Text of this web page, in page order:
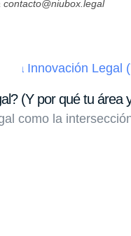
(Y por qué tu área
como la